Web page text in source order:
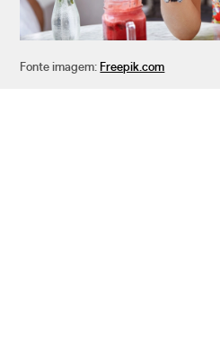
Fonte imagem: Freepik.com